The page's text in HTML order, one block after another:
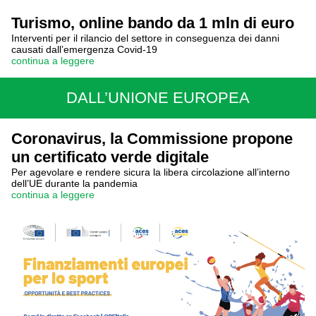
Turismo, online bando da 1 mln di euro
Interventi per il rilancio del settore in conseguenza dei danni
causati dall’emergenza Covid-19
continua a leggere
DALL’UNIONE EUROPEA
Coronavirus, la Commissione propone
un certificato verde digitale
Per agevolare e rendere sicura la libera circolazione all’interno
dell’UE durante la pandemia
continua a leggere